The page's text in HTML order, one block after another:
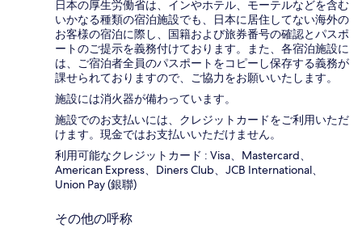
日本の厚生労働省は、インやホテル、モーテルなどを含む
いかなる種類の宿泊施設でも、日本に​居住してない海外の
お客様の宿泊に際し、国籍および旅券番号の確認とパスポ
ートのご提示を義務付け​ております。また、各宿泊施設に
は、ご宿泊者全員のパスポートをコピーし保存する義務が
課せられておりますの​で、ご協力をお願いいたします。
施設には消火器が備わっています。
施設でのお支払いには、クレジットカードをご利用いただ
けます。現金ではお支払いいただけません。
利用可能なクレジットカード : Visa、Mastercard、
American Express、Diners Club、JCB International、
Union Pay (銀聯)
その他の呼称